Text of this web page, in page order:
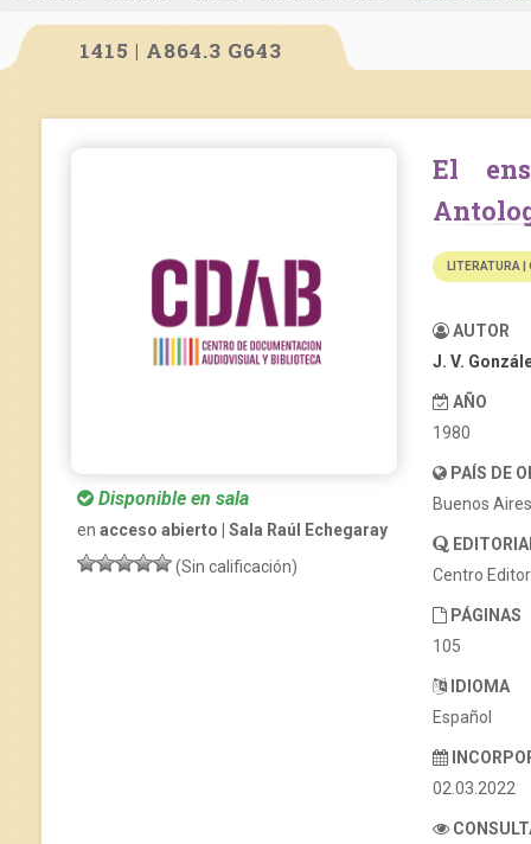
1415 | A864.3 G643
Disponible en sala
en acceso abierto | Sala Raúl Echegaray
(Sin calificación)
El ensayo de interpretación (1910-1930).
LITERATURA |
AUTOR
J. V.
AÑO
1980
PAÍS DE
Buenos
Centro
PÁGINAS
105
IDIOMA
Español
02.03.2022